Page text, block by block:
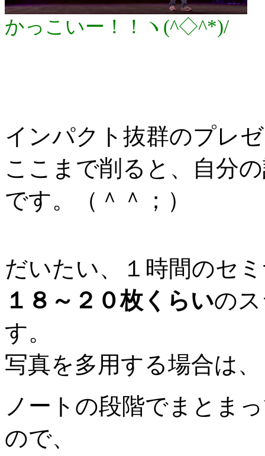
かっこいー！！ヽ(^◇^*)/
インパクト抜群のプレ
ここまで削ると、自分
です。（＾＾；）
だいたい、１時間のセ
１８～２０枚くらいの
す。
写真を多用する場合は
ノートの段階でまとま
ので、